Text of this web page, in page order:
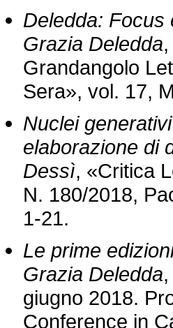
Deledda: Focus
Grazia Deledda
Grandangolo
Sera», vol. 17,
Nuclei
elaborazione di
Dessì, «Critica
N. 180/2018,
1-21.
Le prime
Grazia Deledda
giugno 2018.
Conference in